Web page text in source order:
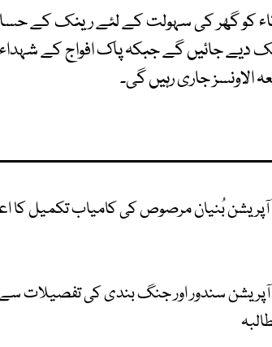
روپے تک دیے جائیں گے جبکہ پاک افواج کے
جاری رہیں گی۔
بُنیان مرصوص کی کامیاب تکمیل کا
سندور اور جنگ بندی کی تفصیلات سے